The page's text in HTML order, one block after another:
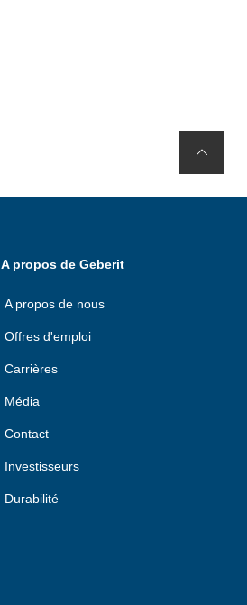
A propos de Geberit
A propos de nous
Offres d'emploi
Carrières
Média
Contact
Investisseurs
Durabilité